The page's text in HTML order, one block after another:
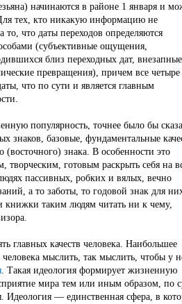
начинаются в районе 1 января и
тех, кто никакую информацию не
что даты переходов определяются
(субъективные ощущения,
близ переходных дат, внезапные
превращения), причем все четыре
что по сути и является главным
популярность, точнее было бы
знаков, базовые, фундаментальные
(восточного) знака. В особенности это
творческим, готовым раскрыть себя на
пассивных, робких и вялых, вечно
а то заботы, то годовой знак для
книжки таким людям читать ни к чему,
главных качеств человека. Наибольшее
человека мыслить, так мыслить, чтобы у
. Такая идеология формирует жизненную
мира тем или иным образом, по
Идеология — единственная сфера, в